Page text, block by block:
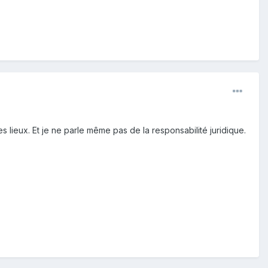
Et je ne parle même pas de la responsabilité juridique.